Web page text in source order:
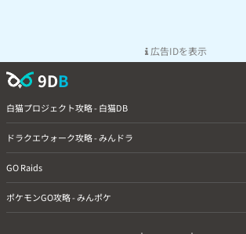
広告IDを表示
9DB
白猫プロジェクト攻略 - 白猫DB
ドラクエウォーク攻略 - みんドラ
GO Raids
ポケモンGO攻略 - みんポケ